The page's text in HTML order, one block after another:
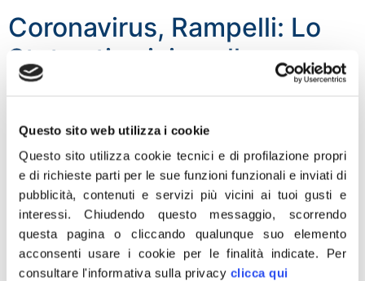
Questo sito web utilizza i cookie
Questo sito utilizza cookie tecnici e di profilazione propri
e di richieste parti per le sue funzioni funzionali e inviati di
pubblicità, contenuti e servizi più vicini ai tuoi gusti e
interessi.Chiudendo questo messaggio, scorrendo
questa pagina o cliccando qualunque suo elemento
acconsenti usare i cookie per le finalità indicate. Per
consultare l'informativa sulla privacy clicca qui
Coronavirus, Rampelli: Lo
Stato stia vicino alla
famiglia e a tutti coloro che
hanno assunto infezione
per combattere la pandemia
“Dolore per la scomparsa di Giorgio Guastamacchia
l’agente che faceva parte della scorta del Presidente del
Consiglio Giuseppe Conte deceduto oggi nel Policlinico
di Tor Vergata affetto da coronavirus. Il pensiero va alla
moglie che dovrà crescere da sola due figli. Ci